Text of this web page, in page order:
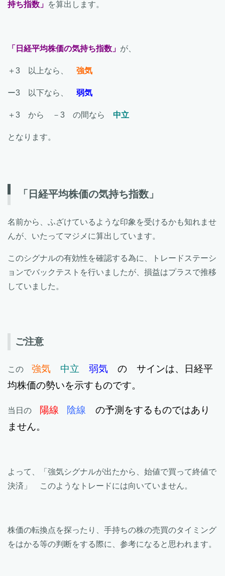
持ち指数」 を算出します。
「日経平均株価の気持ち指数」 が、
＋3 以上なら、 強気
ー3 以下なら、 弱気
＋3 から －3 の間なら 中立
となります。
「日経平均株価の気持ち指数」
名前から、ふざけているような印象を受けるかも知れませ
んが、いたってマジメに算出しています。
このシグナルの有効性を確認する為に、トレードステーシ
ョンでバックテストを行いましたが、損益はプラスで推移
していました。
ご注意
この 強気 中立 弱気 の サインは、日経平
均株価の勢いを示すものです。
当日の 陽線 陰線 の予測をするものではあり
ません。
よって、「強気シグナルが出たから、始値で買って終値で
決済」 このようなトレードには向いていません。
株価の転換点を探ったり、手持ちの株の売買のタイミング
をはかる等の判断をする際に、参考になると思われます。